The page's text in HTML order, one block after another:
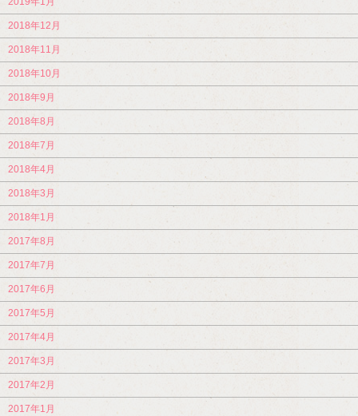
2018年12月
2018年11月
2018年10月
2018年9月
2018年8月
2018年7月
2018年4月
2018年3月
2018年1月
2017年8月
2017年7月
2017年6月
2017年5月
2017年4月
2017年3月
2017年2月
2017年1月